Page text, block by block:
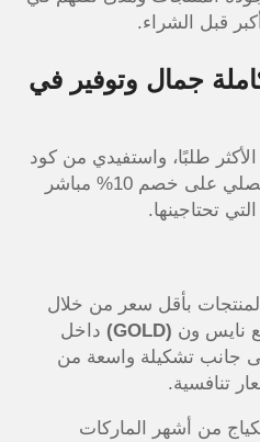
قبل الشراء.
جمال وتوفير في
طلبًا، واستفيدي من كود
لتحصلي على خصم 10% مباشر
تحتاجينها.
بأقل سعر من خلال
نايس ون (GOLD)
داخل
جانب تشكيلة واسعة من
تنافسية.
من أشهر الماركات